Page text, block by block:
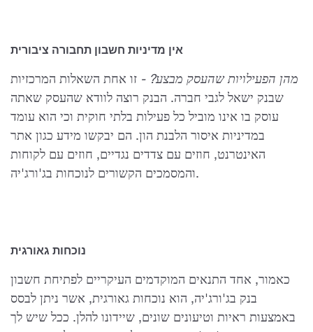
אין מדיניות חשבון תחבורה ציבורית
מהן הפעילויות שהעסק מבצע? - זו אחת השאלות המרכזיות
שבנק ישאל לגבי חברה. הבנק רוצה לוודא שהעסק שאתה
עוסק בו אינו מוביל כל פעילות בלתי חוקית וכי הוא עומד
במדיניות איסור הלבנת הון. הם יבקשו מידע כגון אתר
האינטרנט, חוזים עם צדדים נגדיים, חוזים עם לקוחות
והמסמכים הקשורים לנוכחות בג'ורג'יה.
נוכחות גאורגית
כאמור, אחד התנאים המוקדמים העיקריים לפתיחת חשבון
בנק בג'ורג'יה, הוא נוכחות גאורגית, אשר ניתן לבסס
באמצעות ראיות וטיעונים שונים, שיידונו להלן. ככל שיש לך